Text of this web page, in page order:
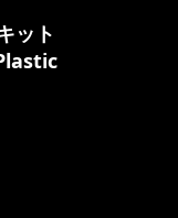
ット